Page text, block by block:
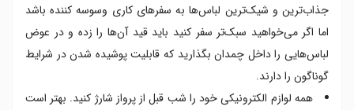
جذاب‌ترین و شیک‌ترین لباس‌ها به سفرهای کاری وسوسه کننده باشد
اما اگر می‌خواهید سبک‌تر سفر کنید باید قید آن‌ها را زده و در عوض
لباس‌هایی را داخل چمدان بگذارید که قابلیت پوشیده شدن در شرایط
گوناگون را دارند.
همه لوازم الکترونیکی خود را شب قبل از پرواز شارژ کنید. بهتر است